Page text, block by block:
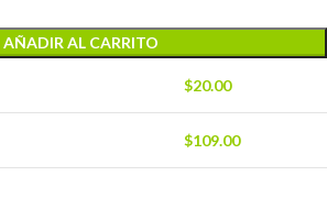
AÑADIR AL CARRITO
$20.00
$109.00